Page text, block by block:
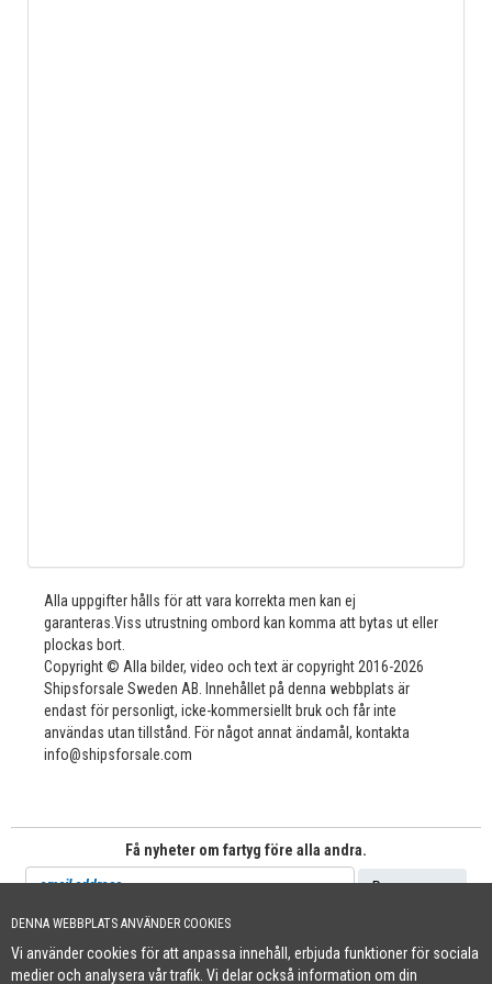
DENNA WEBBPLATS ANVÄNDER COOKIES
Vi använder cookies för att anpassa innehåll, erbjuda funktioner för sociala
medier och analysera vår trafik. Vi delar också information om din
Alla uppgifter hålls för att vara korrekta men kan ej
garanteras.Viss utrustning ombord kan komma att bytas ut eller
plockas bort.
Copyright © Alla bilder, video och text är copyright 2016-2026
Shipsforsale Sweden AB. Innehållet på denna webbplats är
endast för personligt, icke-kommersiellt bruk och får inte
användas utan tillstånd. För något annat ändamål, kontakta
info@shipsforsale.com
Få nyheter om fartyg före alla andra.
Cookie Policy
+46 (0)8-641 96 71|INFO@SHIPSFORSALE.COM|WWW.SHIPSFORSALE.COM